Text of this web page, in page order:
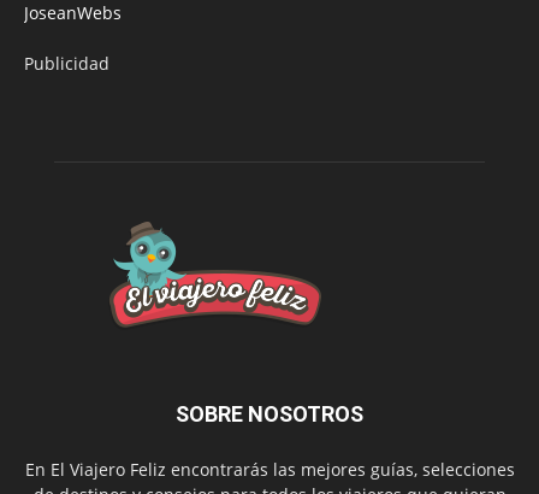
JoseanWebs
Publicidad
SOBRE NOSOTROS
En El Viajero Feliz encontrarás las mejores guías, selecciones